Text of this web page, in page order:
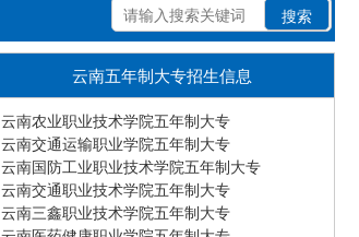
云南五年制大专招生信息
云南农业职业技术学院五年制大专
云南交通运输职业学院五年制大专
云南国防工业职业技术学院五年制大专
云南交通职业技术学院五年制大专
云南三鑫职业技术学院五年制大专